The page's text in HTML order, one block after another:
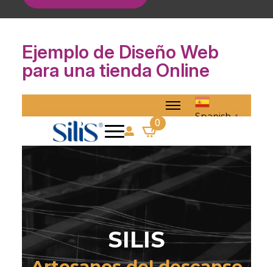
Ejemplo de Diseño Web
para una tienda Online